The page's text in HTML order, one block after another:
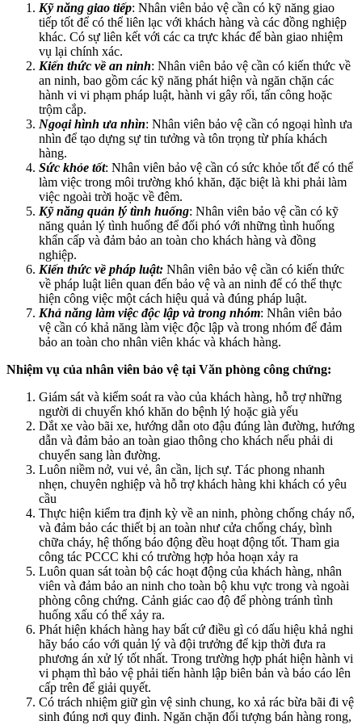
Kỹ năng giao tiếp: Nhân viên bảo vệ cần có kỹ năng giao
tiếp tốt để có thể liên lạc với khách hàng và các đồng nghiệp
khác. Có sự liên kết với các ca trực khác để bàn giao nhiệm
vụ lại chính xác.
Kiến thức về an ninh: Nhân viên bảo vệ cần có kiến thức về
an ninh, bao gồm các kỹ năng phát hiện và ngăn chặn các
hành vi vi phạm pháp luật, hành vi gây rối, tấn công hoặc
trộm cắp.
Ngoại hình ưa nhìn: Nhân viên bảo vệ cần có ngoại hình ưa
nhìn để tạo dựng sự tin tưởng và tôn trọng từ phía khách
hàng.
Sức khỏe tốt: Nhân viên bảo vệ cần có sức khỏe tốt để có thể
làm việc trong môi trường khó khăn, đặc biệt là khi phải làm
việc ngoài trời hoặc về đêm.
Kỹ năng quản lý tình huống: Nhân viên bảo vệ cần có kỹ
năng quản lý tình huống để đối phó với những tình huống
khẩn cấp và đảm bảo an toàn cho khách hàng và đồng
nghiệp.
Kiến thức về pháp luật: Nhân viên bảo vệ cần có kiến thức
về pháp luật liên quan đến bảo vệ và an ninh để có thể thực
hiện công việc một cách hiệu quả và đúng pháp luật.
Khả năng làm việc độc lập và trong nhóm: Nhân viên bảo
vệ cần có khả năng làm việc độc lập và trong nhóm để đảm
bảo an toàn cho nhân viên khác và khách hàng.
Nhiệm vụ của nhân viên bảo vệ tại Văn phòng công chứng:
Giám sát và kiểm soát ra vào của khách hàng, hỗ trợ những
người di chuyển khó khăn do bệnh lý hoặc già yếu
Dắt xe vào bãi xe, hướng dẫn oto đậu đúng làn đường, hướng
dẫn và đảm bảo an toàn giao thông cho khách nếu phải di
chuyển sang làn đường.
Luôn niềm nở, vui vẻ, ân cần, lịch sự. Tác phong nhanh
nhẹn, chuyên nghiệp và hỗ trợ khách hàng khi khách có yêu
cầu
Thực hiện kiểm tra định kỳ về an ninh, phòng chống cháy nổ,
và đảm bảo các thiết bị an toàn như cửa chống cháy, bình
chữa cháy, hệ thống báo động đều hoạt động tốt. Tham gia
công tác PCCC khi có trường hợp hỏa hoạn xảy ra
Luôn quan sát toàn bộ các hoạt động của khách hàng, nhân
viên và đảm bảo an ninh cho toàn bộ khu vực trong và ngoài
phòng công chứng. Cảnh giác cao độ để phòng tránh tình
huống xấu có thể xảy ra.
Phát hiện khách hàng hay bất cứ điều gì có dấu hiệu khả nghi
hãy báo cáo với quản lý và đội trưởng để kịp thời đưa ra
phương án xử lý tốt nhất. Trong trường hợp phát hiện hành vi
vi phạm thì bảo vệ phải tiến hành lập biên bản và báo cáo lên
cấp trên để giải quyết.
Có trách nhiệm giữ gìn vệ sinh chung, ko xả rác bừa bãi đi vệ
sinh đúng nơi quy đinh. Ngăn chặn đối tượng bán hàng rong,